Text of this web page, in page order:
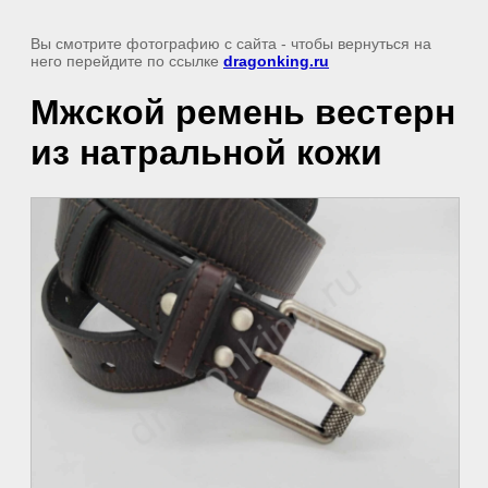
Вы смотрите фотографию с сайта - чтобы вернуться на
него перейдите по ссылке dragonking.ru
Мжской ремень вестерн
из натральной кожи